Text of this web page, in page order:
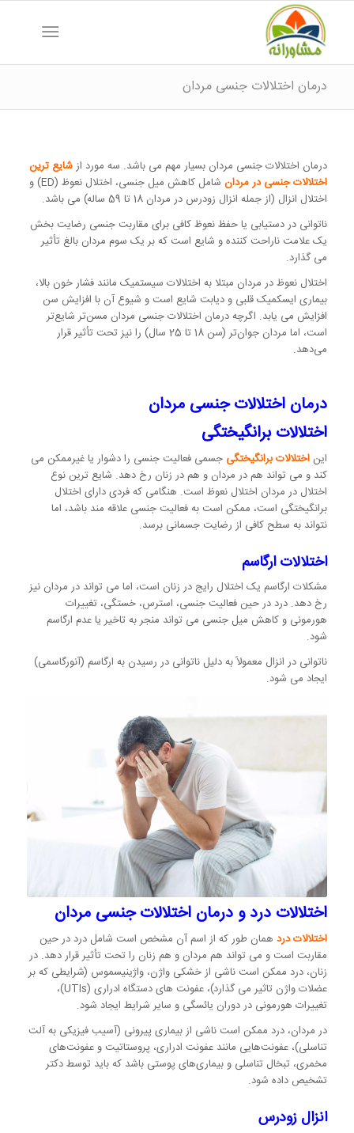
درمان اختلالات جنسی مردان
درمان اختلالات جنسی مردان بسیار مهم می باشد. سه مورد ازشایع ترین
اختلالات جنسی در مردان
شامل کاهش میل جنسی، اختلال نعوظ (ED) و
اختلال انزال (از جمله انزال زودرس در مردان 18 تا 59 ساله) می باشد.
ناتوانی در دستیابی یا حفظ نعوظ کافی برای مقاربت جنسی رضایت بخش
یک علامت ناراحت کننده و شایع است که بر یک سوم مردان بالغ تأثیر
می گذارد.
اختلال نعوظ در مردان مبتلا به اختلالات سیستمیک مانند فشار خون بالا،
بیماری ایسکمیک قلبی و دیابت شایع است و شیوع آن با افزایش سن
افزایش می یابد. اگرچه درمان اختلالات جنسی مردان مسن‌تر شایع‌تر
است، اما مردان جوان‌تر (سن 18 تا 25 سال) را نیز تحت تأثیر قرار
می‌دهد.
درمان اختلالات جنسی مردان
اختلالات برانگیختگی
این اختلالات برانگیختگی جسمی فعالیت جنسی را دشوار یا غیرممکن می
کند و می تواند هم در مردان و هم در زنان رخ دهد. شایع ترین نوع
اختلال در مردان اختلال نعوظ است. هنگامی که فردی دارای اختلال
برانگیختگی است، ممکن است به فعالیت جنسی علاقه مند باشد، اما
نتواند به سطح کافی از رضایت جسمانی برسد.
اختلالات ارگاسم
مشکلات ارگاسم یک اختلال رایج در زنان است، اما می تواند در مردان نیز
رخ دهد. درد در حین فعالیت جنسی، استرس، خستگی، تغییرات
هورمونی و کاهش میل جنسی می تواند منجر به تاخیر یا عدم ارگاسم
شود.
ناتوانی در انزال معمولاً به دلیل ناتوانی در رسیدن به ارگاسم (آنورگاسمی)
ایجاد می شود.
اختلالات درد و درمان اختلالات جنسی مردان
اختلالات دردهمان طور که از اسم آن مشخص است شامل درد در حین
مقاربت است و می تواند هم مردان و هم زنان را تحت تأثیر قرار دهد. در
زنان، درد ممکن است ناشی از خشکی واژن، واژینیسموس (شرایطی که بر
عضلات واژن تاثیر می گذارد)، عفونت های دستگاه ادراری (UTIs)،
تغییرات هورمونی در دوران یائسگی و سایر شرایط ایجاد شود.
در مردان، درد ممکن است ناشی از بیماری پیرونی (آسیب فیزیکی به آلت
تناسلی)، عفونت‌هایی مانند عفونت ادراری، پروستاتیت و عفونت‌های
مخمری، تبخال تناسلی و بیماری‌های پوستی باشد که باید توسط دکتر
تشخیص داده شود.
انزال زودرس